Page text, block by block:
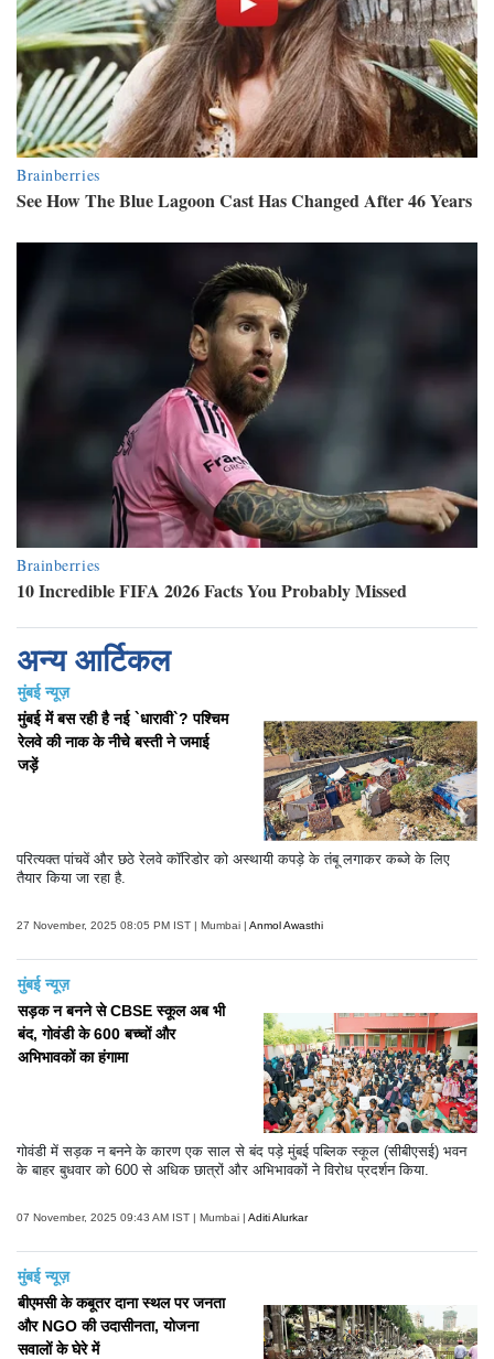
अन्य आर्टिकल
मुंबई न्यूज़
मुंबई में बस रही है नई `धारावी`? पश्चिम
रेलवे की नाक के नीचे बस्ती ने जमाई
जड़ें
परित्यक्त पांचवें और छठे रेलवे कॉरिडोर को अस्थायी कपड़े के तंबू लगाकर कब्जे के लिए
तैयार किया जा रहा है.
27 November, 2025 08:05 PM IST | Mumbai | Anmol Awasthi
मुंबई न्यूज़
सड़क न बनने से CBSE स्कूल अब भी
बंद, गोवंडी के 600 बच्चों और
अभिभावकों का हंगामा
गोवंडी में सड़क न बनने के कारण एक साल से बंद पड़े मुंबई पब्लिक स्कूल (सीबीएसई) भवन
के बाहर बुधवार को 600 से अधिक छात्रों और अभिभावकों ने विरोध प्रदर्शन किया.
07 November, 2025 09:43 AM IST | Mumbai | Aditi Alurkar
मुंबई न्यूज़
बीएमसी के कबूतर दाना स्थल पर जनता
और NGO की उदासीनता, योजना
सवालों के घेरे में